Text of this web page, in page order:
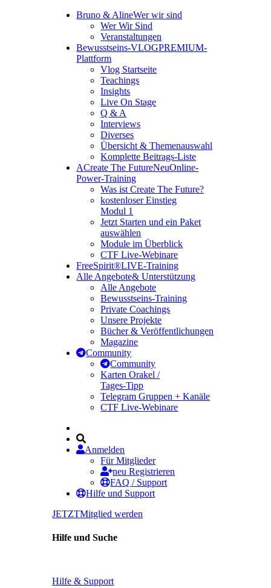
Bruno & AlineWer wir sind
Wer Wir Sind
Veranstaltungen
Bewusstseins-VLOGPREMIUM-
Plattform
Vlog Startseite
Teachings
Insights
Live On Stage
Q & A
Interviews
Diverses
Übersicht & Themenauswahl
Komplette Beitrags-Liste
ACreate The FutureNeuOnline-
Power-Training
Was ist Create The Future?
kostenloser Einstieg
Modul 1
Jetzt Starten und ein Paket
auswählen
Module im Überblick
CTF Live-Webinare
FreeSpirit®LIVE-Training
Alle Angebote& Unterstützung
Alle Angebote
Bewusstseins-Training
Private Coachings
Unsere Projekte
Bücher & Veröffentlichungen
Magazine
Community
Community
Karten Orakel /
Tages-Tipp
Telegram Gruppen + Kanäle
CTF Live-Webinare
Anmelden
Für Mitglieder
neu Registrieren
FAQ / Support
Hilfe und Support
JETZTMitglied werden
Hilfe und Suche
Hilfe & Support